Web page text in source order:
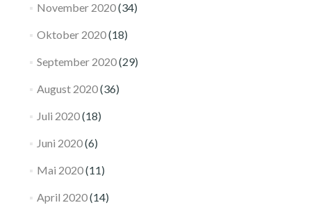
November 2020(34)
Oktober 2020(18)
September 2020(29)
August 2020(36)
Juli 2020(18)
Juni 2020(6)
Mai 2020(11)
April 2020(14)